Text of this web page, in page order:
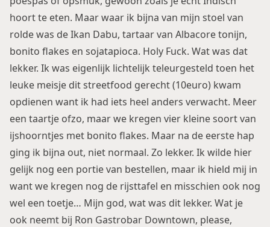
hoort te eten. Maar waar ik bijna van mijn stoel van
rolde was de Ikan Dabu, tartaar van Albacore tonijn,
bonito flakes en sojatapioca. Holy Fuck. Wat was dat
lekker. Ik was eigenlijk lichtelijk teleurgesteld toen het
leuke meisje dit streetfood gerecht (10euro) kwam
opdienen want ik had iets heel anders verwacht. Meer
een taartje ofzo, maar we kregen vier kleine soort van
ijshoorntjes met bonito flakes. Maar na de eerste hap
ging ik bijna out, niet normaal. Zo lekker. Ik wilde hier
gelijk nog een portie van bestellen, maar ik hield mij in
want we kregen nog de rijsttafel en misschien ook nog
wel een toetje… Mijn god, wat was dit lekker. Wat je
ook neemt bij Ron Gastrobar Downtown, please,